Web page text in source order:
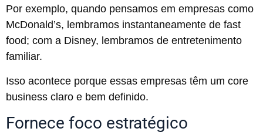
Por exemplo, quando pensamos em empresas como
McDonald’s, lembramos instantaneamente de fast
food; com a Disney, lembramos de entretenimento
familiar.
Isso acontece porque essas empresas têm um core
business claro e bem definido.
Fornece foco estratégico